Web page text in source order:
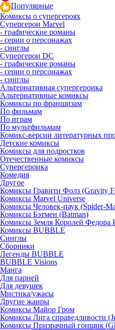
Популярные
Комиксы о супергероях
Супергерои Marvel
- графические романы
- серии о персонажах
- синглы
Супергерои DC
- графические романы
- серии о персонажах
- синглы
Альтернативная супергероика
Альтернативные комиксы
Комиксы по франшизам
По фильмам
По играм
По мультфильмам
Комикс-версии литературных
Детские комиксы
Комиксы для подростков
Отечественные комиксы
Супергероика
Комедия
Другое
Комиксы Гравити Фолз (Gravity
Комиксы Marvel Universe
Комиксы Человек-паук (Spider-
Комиксы Бэтмен (Batman)
Комиксы Земля Королей Федора
Комиксы BUBBLE
Синглы
Сборники
Легенды BUBBLE
BUBBLE Visions
Манга
Для парней
Для девушек
Мистика/ужасы
Другие жанры
Комиксы Майор Гром
Комиксы Лига справедливости
Комиксы Призрачный гонщик